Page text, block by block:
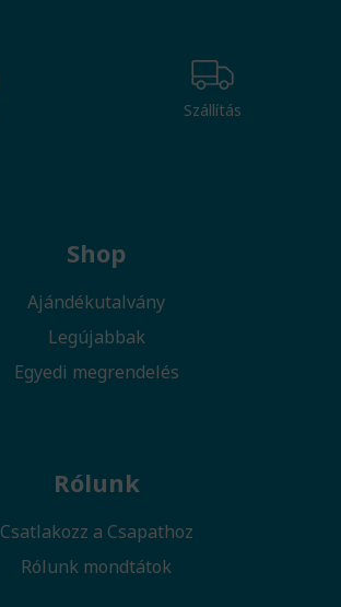
Szállítás
Shop
Ajándékutalvány
Legújabbak
Egyedi megrendelés
Rólunk
Csatlakozz a Csapathoz
Rólunk mondtátok